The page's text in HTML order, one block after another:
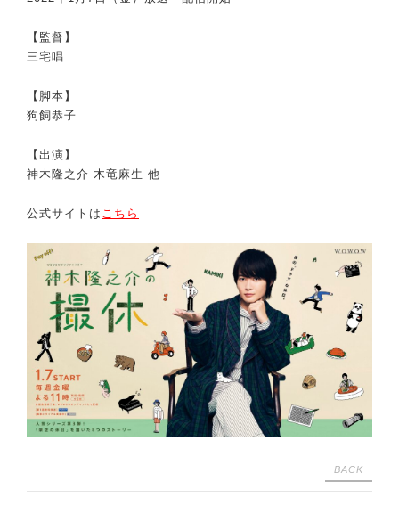
【監督】
三宅唱
【脚本】
狗飼恭子
【出演】
神木隆之介 木竜麻生 他
公式サイトは こちら
BACK